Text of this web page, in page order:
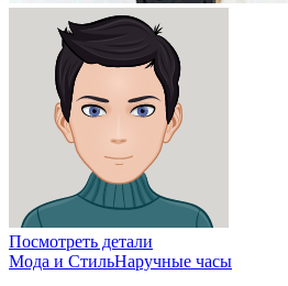
Посмотреть детали
Мода и СтильНаручные часы